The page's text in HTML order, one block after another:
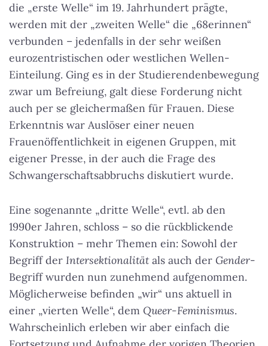
die „erste Welle“ im 19. Jahrhundert prägte,
werden mit der „zweiten Welle“ die „68erinnen“
verbunden – jedenfalls in der sehr weißen
eurozentristischen oder westlichen Wellen-
Einteilung. Ging es in der Studierendenbewegung
zwar um Befreiung, galt diese Forderung nicht
auch per se gleichermaßen für Frauen. Diese
Erkenntnis war Auslöser einer neuen
Frauenöffentlichkeit in eigenen Gruppen, mit
eigener Presse, in der auch die Frage des
Schwangerschaftsabbruchs diskutiert wurde.
Eine sogenannte „dritte Welle“, evtl. ab den
1990er Jahren, schloss – so die rückblickende
Konstruktion – mehr Themen ein: Sowohl der
Begriff der Intersektionalitätals auch der Gender-
Begriff wurden nun zunehmend aufgenommen.
Möglicherweise befinden „wir“ uns aktuell in
einer „vierten Welle“, dem Queer-Feminismus.
Wahrscheinlich erleben wir aber einfach die